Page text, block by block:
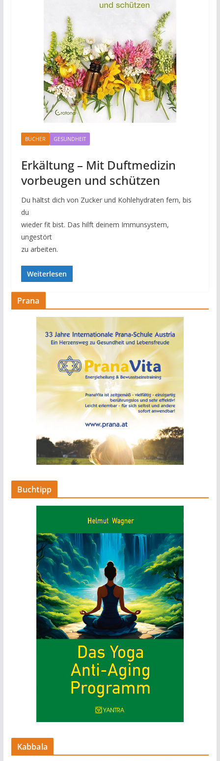
BÜCHER GESUNDHEIT
Erkältung – Mit Duftmedizin
vorbeugen und schützen
Du hältst dich von Zucker und Kohlehydraten fern, bis
du
wieder fit bist. Das hilft deinem Immunsystem,
ungestört
zu arbeiten.
Weiterlesen
Prana
Buchtipp
Kabbala